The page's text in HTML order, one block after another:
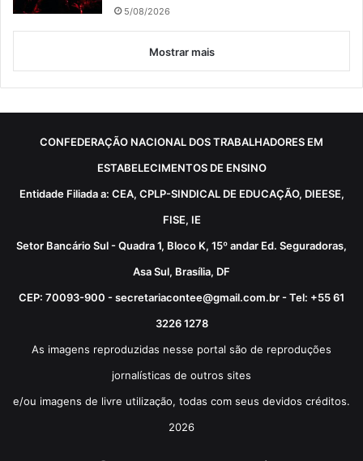
5/08/2026
Mostrar mais
CONFEDERAÇÃO NACIONAL DOS TRABALHADORES EM
ESTABELECIMENTOS DE ENSINO
Entidade Filiada a: CEA, CPLP-SINDICAL DE EDUCAÇÃO, DIEESE,
FISE, IE
Setor Bancário Sul - Quadra 1, Bloco K, 15º andar Ed. Seguradoras,
Asa Sul, Brasília, DF
CEP: 70093-900 - secretariacontee@gmail.com.br - Tel: +55 61
3226 1278
As imagens reproduzidas nesse portal são de reproduções
jornalísticas de outros sites
e/ou imagens de livre utilização, todas com seus devidos créditos.
2026